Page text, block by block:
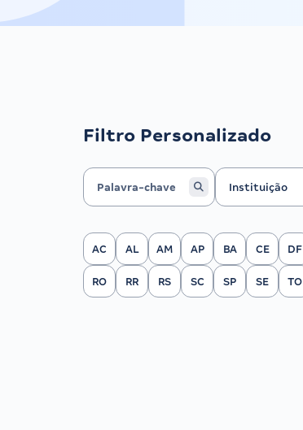
Filtro Personalizado
Instituição
Instituição
Filtrar por Estado
AC AL AM AP BA CE DF
RO RR RS SC SP SE TO